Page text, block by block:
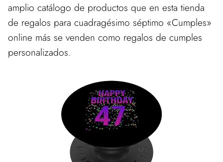
amplio catálogo de productos que en esta tienda
de regalos para cuadragésimo séptimo «Cumples»
online más se venden como regalos de cumples
personalizados.